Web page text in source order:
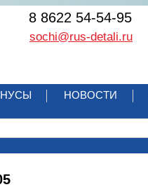
8 8622 54-54-95
sochi@rus-detali.ru
НОВОСТИ